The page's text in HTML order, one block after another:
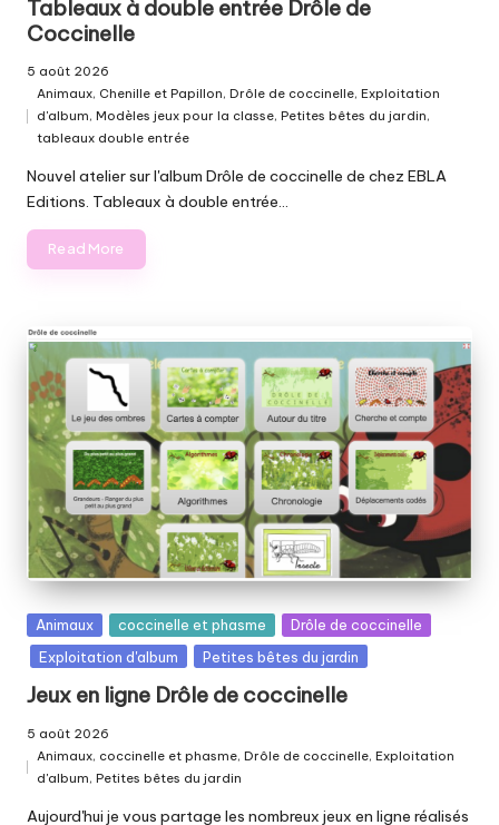
Tableaux à double entrée Drôle de
Coccinelle
5 août 2026
Animaux, Chenille et Papillon,Drôle de coccinelle,Exploitation
d'album,Modèles jeux pour la classe,Petites bêtes du jardin,
tableaux double entrée
Nouvel atelier sur l'album Drôle de coccinelle de chez EBLA
Editions. Tableaux à double entrée…
Read More
Posted
in
Animaux coccinelle et phasme
Drôle de coccinelle
Exploitation d'album
Petites bêtes du jardin
Jeux en ligne Drôle de coccinelle
5 août 2026
Posted
Animaux, coccinelle et phasme,Drôle de coccinelle,Exploitation
d'album,Petites bêtes du jardin
Aujourd'hui je vous partage les nombreux jeux en ligne réalisés